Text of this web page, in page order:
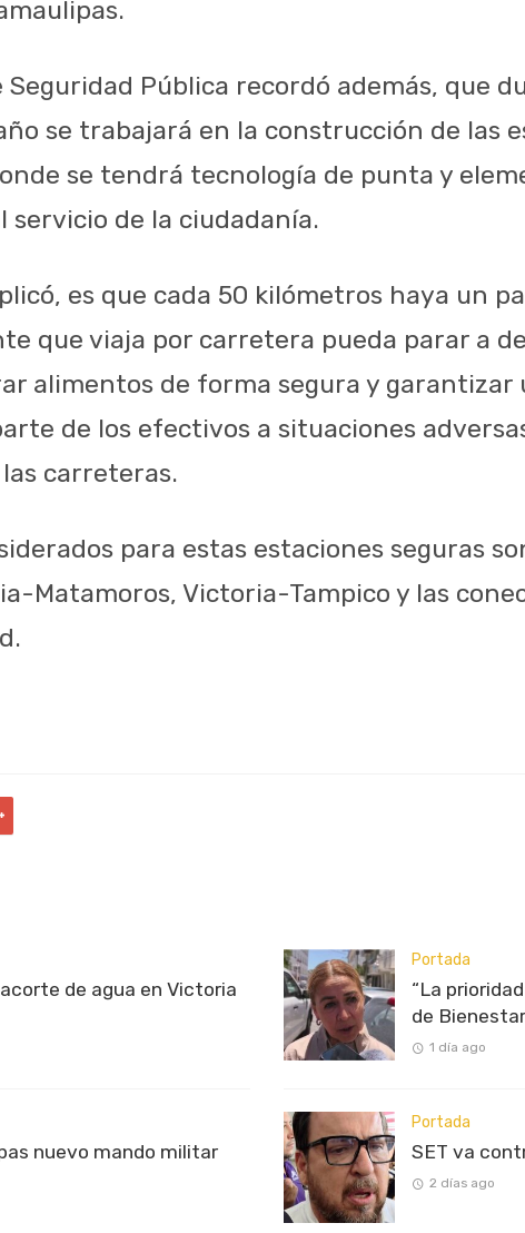
Seguridad Pública recordó además, que
se trabajará en la construcción de las
se tendrá tecnología de punta y
servicio de la ciudadanía.
es que cada 50 kilómetros haya un
que viaja por carretera pueda parar a
alimentos de forma segura y garantizar
de los efectivos a situaciones
carreteras.
para estas estaciones seguras
Matamoros, Victoria-Tampico y las
de agua en Victoria
nuevo mando militar
Portada
“La
de
1 día ago
Portada
SET va
2 días ago